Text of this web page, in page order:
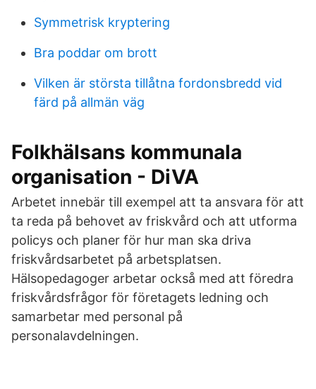
Symmetrisk kryptering
Bra poddar om brott
Vilken är största tillåtna fordonsbredd vid
färd på allmän väg
Folkhälsans kommunala
organisation - DiVA
Arbetet innebär till exempel att ta ansvara för att
ta reda på behovet av friskvård och att utforma
policys och planer för hur man ska driva
friskvårdsarbetet på arbetsplatsen.
Hälsopedagoger arbetar också med att föredra
friskvårdsfrågor för företagets ledning och
samarbetar med personal på
personalavdelningen.